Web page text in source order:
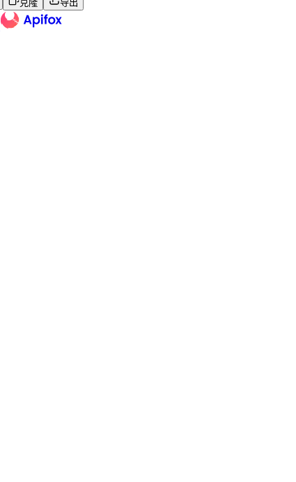
克隆 导出